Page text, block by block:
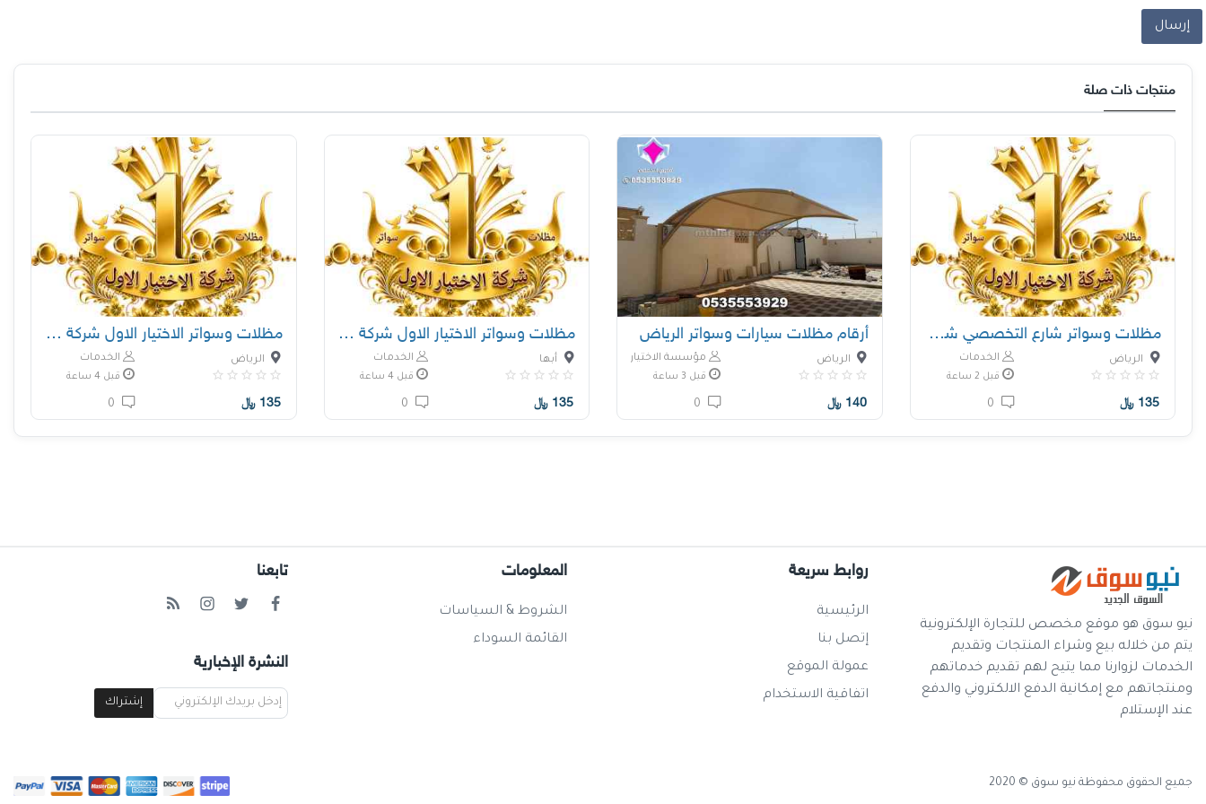
إرسال
منتجات ذات صلة
مظلات وسواتر شارع التخصصي شركة سواتر ومظلات
الخدمات الرياض
قبل 2 ساعة
135 ﷼
أرقام مظلات سيارات وسواتر الرياض
مؤسسة الاختيار الاول الرياض
قبل 3 ساعة
140 ﷼
مظلات وسواتر الاختيار الاول شركة سواتر ومظلات
الخدمات أبها
قبل 4 ساعة
135 ﷼
مظلات وسواتر الاختيار الاول شركة سواتر ومظلات
الخدمات الرياض
قبل 4 ساعة
135 ﷼
نيو سوق هو موقع مخصص للتجارة الإلكترونية
يتم من خلاله بيع وشراء المنتجات وتقديم
الخدمات لزوارنا مما يتيح لهم تقديم خدماتهم
ومنتجاتهم مع إمكانية الدفع الالكتروني والدفع
عند الإستلام
روابط سريعة
الرئيسية
إتصل بنا
عمولة الموقع
اتفاقية الاستخدام
المعلومات
الشروط & السياسات
القائمة السوداء
تابعنا
النشرة الإخبارية
إشتراك
جميع الحقوق محفوظة نيو سوق © 2020